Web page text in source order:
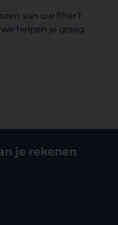
van uw filter?
helpen je graag
je rekenen